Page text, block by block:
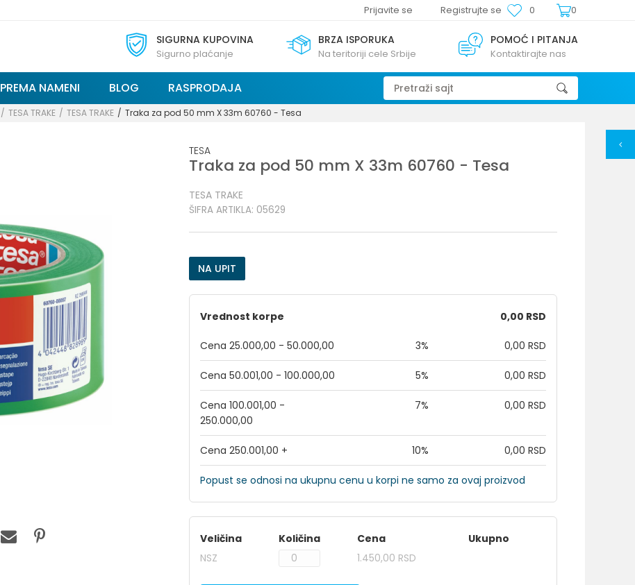
0
0
Prijavite se Registrujte se
SIGURNA KUPOVINA
Sigurno plaćanje
BRZA ISPORUKA
Na teritoriji cele Srbije
POMOĆ I PITANJA
Kontaktirajte nas
PREMA NAMENI BLOG RASPRODAJA Pretraži sajt
TESA TRAKE TESA TRAKE Traka za pod 50 mm X 33m 60760 - Tesa
TESA
Traka za pod 50 mm X 33m 60760 - Tesa
TESA TRAKE
ŠIFRA ARTIKLA: 05629
NA UPIT
Vrednost korpe 0,00 RSD
Cena 25.000,00 - 50.000,00 3% 0,00 RSD
Cena 50.001,00 - 100.000,00 5% 0,00 RSD
Cena 100.001,00 -
250.000,00
7% 0,00 RSD
Cena 250.001,00 + 10% 0,00 RSD
Popust se odnosi na ukupnu cenu u korpi ne samo za ovaj proizvod
Veličina Količina Cena
Ukupno
NSZ
1.450,00 RSD